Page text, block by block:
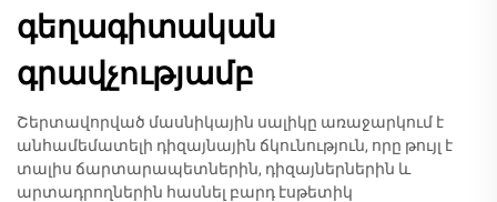
գեղագիտական
գրավչությամբ
Շերտավորված մասնիկային սալիկը առաջարկում է
անհամեմատելի դիզայնային ճկունություն, որը թույլ է
տալիս ճարտարապետներին, դիզայներներին և
արտադրողներին հասնել բարդ էսթետիկ